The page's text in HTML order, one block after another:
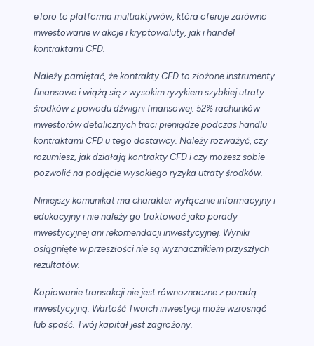
eToro to platforma multiaktywów, która oferuje zarówno
inwestowanie w akcje i kryptowaluty, jak i handel
kontraktami CFD.
Należy pamiętać, że kontrakty CFD to złożone instrumenty
finansowe i wiążą się z wysokim ryzykiem szybkiej utraty
środków z powodu dźwigni finansowej. 52% rachunków
inwestorów detalicznych traci pieniądze podczas handlu
kontraktami CFD u tego dostawcy. Należy rozważyć, czy
rozumiesz, jak działają kontrakty CFD i czy możesz sobie
pozwolić na podjęcie wysokiego ryzyka utraty środków.
Niniejszy komunikat ma charakter wyłącznie informacyjny i
edukacyjny i nie należy go traktować jako porady
inwestycyjnej ani rekomendacji inwestycyjnej. Wyniki
osiągnięte w przeszłości nie są wyznacznikiem przyszłych
rezultatów.
Kopiowanie transakcji nie jest równoznaczne z poradą
inwestycyjną. Wartość Twoich inwestycji może wzrosnąć
lub spaść. Twój kapitał jest zagrożony.